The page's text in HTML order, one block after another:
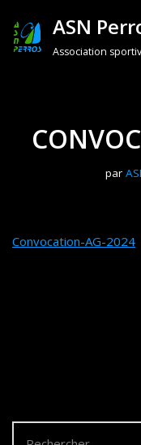
Aller
ASN
Association
par
Convocation-AG-2024